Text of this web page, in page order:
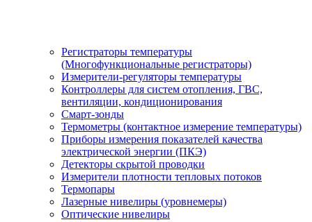
Регистраторы температуры
(Многофункциональные регистраторы)
Измерители-регуляторы температуры
Контроллеры для систем отопления, ГВС,
вентиляции, кондиционирования
Смарт-зонды
Термометры (контактное измерение температуры)
Приборы измерения показателей качества
электрической энергии (ПКЭ)
Детекторы скрытой проводки
Измерители плотности тепловых потоков
Термопары
Лазерные нивелиры (уровнемеры)
Оптические нивелиры